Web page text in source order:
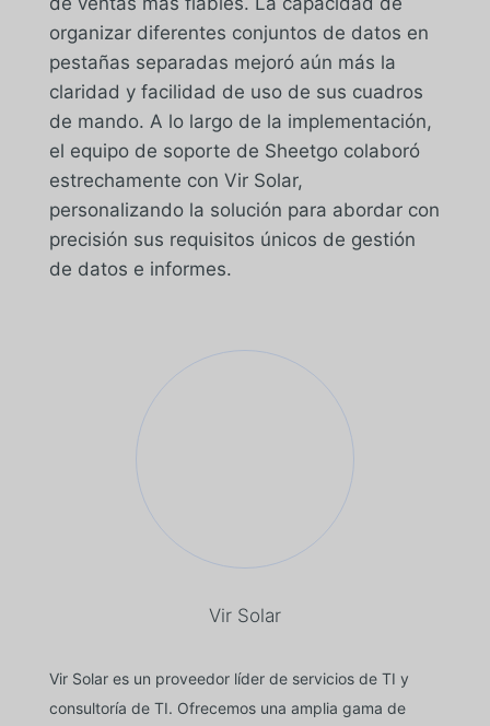
organizar diferentes conjuntos de datos en
pestañas separadas mejoró aún más la
claridad y facilidad de uso de sus cuadros
de mando. A lo largo de la implementación,
el equipo de soporte de Sheetgo colaboró
estrechamente con Vir Solar,
personalizando la solución para abordar con
precisión sus requisitos únicos de gestión
de datos e informes.
Vir Solar
Vir Solar es un proveedor líder de servicios de TI y
consultoría de TI. Ofrecemos una amplia gama de